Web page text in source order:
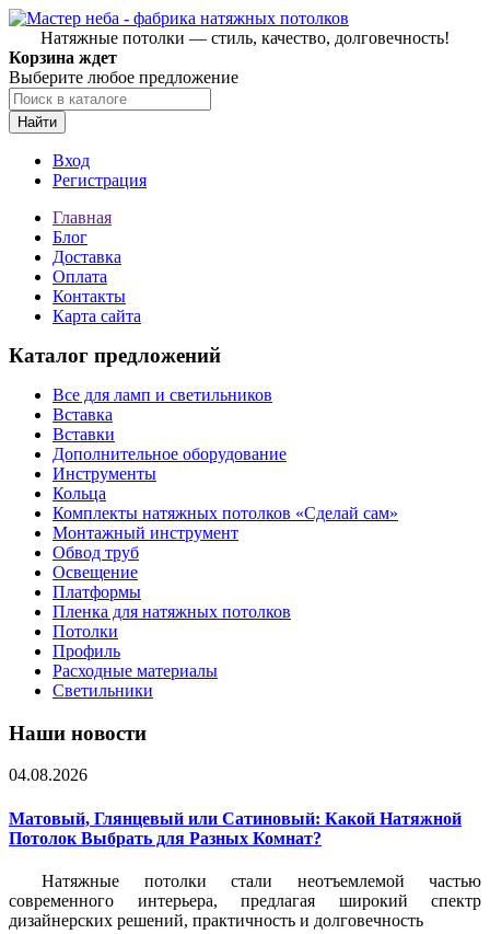
Натяжные потолки — стиль, качество, долговечность!
Корзина ждет
Выберите любое предложение
Найти
Вход
Регистрация
Главная
Блог
Доставка
Оплата
Контакты
Карта сайта
Каталог предложений
Все для ламп и светильников
Вставка
Вставки
Дополнительное оборудование
Инструменты
Кольца
Комплекты натяжных потолков «Сделай сам»
Монтажный инструмент
Обвод труб
Освещение
Платформы
Пленка для натяжных потолков
Потолки
Профиль
Расходные материалы
Светильники
Наши новости
04.08.2026
Матовый, Глянцевый или Сатиновый: Какой Натяжной
Потолок Выбрать для Разных Комнат?
Натяжные потолки стали неотъемлемой частью
современного интерьера, предлагая широкий спектр
дизайнерских решений, практичность и долговечность